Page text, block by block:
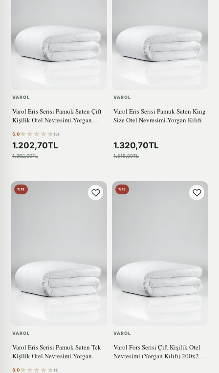
VAROL
Varol Eris Serisi Pamuk Saten Çift
Kişilik Otel Nevresimi-Yorgan
5.0 (3)
1.202,70TL
1.382,00TL
VAROL
Varol Eris Serisi Pamuk Saten King
Size Otel Nevresimi-Yorgan Kılıfı
1.320,70TL
1.518,00TL
%13
VAROL
Varol Eris Serisi Pamuk Saten Tek
Kişilik Otel Nevresimi-Yorgan
3.0 (1)
%13
VAROL
Varol Fors Serisi Çift Kişilik Otel
Nevresimi (Yorgan Kılıfı) 200x220